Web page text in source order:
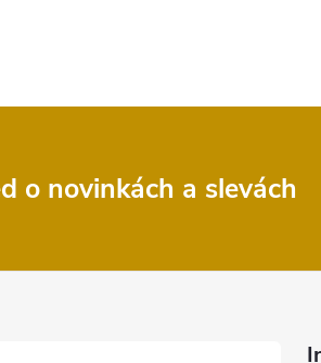
o novinkách a slevách